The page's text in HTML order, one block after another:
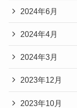
2024年6月
2024年4月
2024年3月
2023年12月
2023年10月